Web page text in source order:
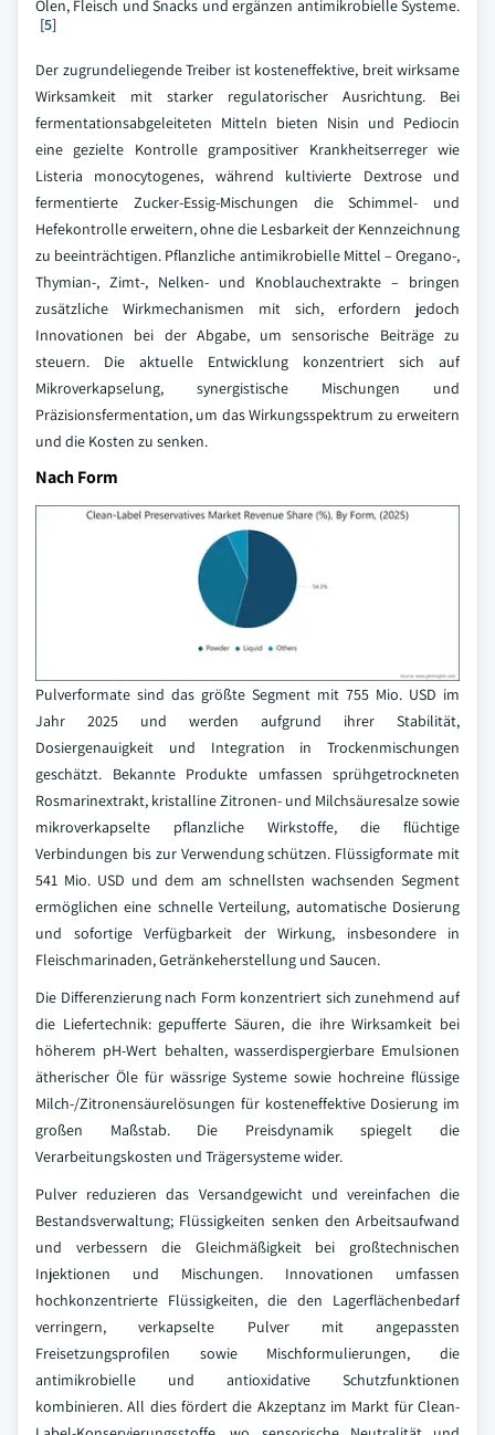
Ölen, Fleisch und Snacks und ergänzen antimikrobielle Systeme.
[5]
Der zugrundeliegende Treiber ist kosteneffektive, breit wirksame
Wirksamkeit mit starker regulatorischer Ausrichtung. Bei
fermentationsabgeleiteten Mitteln bieten Nisin und Pediocin
eine gezielte Kontrolle grampositiver Krankheitserreger wie
Listeria monocytogenes, während kultivierte Dextrose und
fermentierte Zucker-Essig-Mischungen die Schimmel- und
Hefekontrolle erweitern, ohne die Lesbarkeit der Kennzeichnung
zu beeinträchtigen. Pflanzliche antimikrobielle Mittel – Oregano-,
Thymian-, Zimt-, Nelken- und Knoblauchextrakte – bringen
zusätzliche Wirkmechanismen mit sich, erfordern jedoch
Innovationen bei der Abgabe, um sensorische Beiträge zu
steuern. Die aktuelle Entwicklung konzentriert sich auf
Mikroverkapselung, synergistische Mischungen und
Präzisionsfermentation, um das Wirkungsspektrum zu erweitern
und die Kosten zu senken.
Nach Form
Pulverformate sind das größte Segment mit 755 Mio. USD im
Jahr 2025 und werden aufgrund ihrer Stabilität,
Dosiergenauigkeit und Integration in Trockenmischungen
geschätzt. Bekannte Produkte umfassen sprühgetrockneten
Rosmarinextrakt, kristalline Zitronen- und Milchsäuresalze sowie
mikroverkapselte pflanzliche Wirkstoffe, die flüchtige
Verbindungen bis zur Verwendung schützen. Flüssigformate mit
541 Mio. USD und dem am schnellsten wachsenden Segment
ermöglichen eine schnelle Verteilung, automatische Dosierung
und sofortige Verfügbarkeit der Wirkung, insbesondere in
Fleischmarinaden, Getränkeherstellung und Saucen.
Die Differenzierung nach Form konzentriert sich zunehmend auf
die Liefertechnik: gepufferte Säuren, die ihre Wirksamkeit bei
höherem pH-Wert behalten, wasserdispergierbare Emulsionen
ätherischer Öle für wässrige Systeme sowie hochreine flüssige
Milch-/Zitronensäurelösungen für kosteneffektive Dosierung im
großen Maßstab. Die Preisdynamik spiegelt die
Verarbeitungskosten und Trägersysteme wider.
Pulver reduzieren das Versandgewicht und vereinfachen die
Bestandsverwaltung; Flüssigkeiten senken den Arbeitsaufwand
und verbessern die Gleichmäßigkeit bei großtechnischen
Injektionen und Mischungen. Innovationen umfassen
hochkonzentrierte Flüssigkeiten, die den Lagerflächenbedarf
verringern, verkapselte Pulver mit angepassten
Freisetzungsprofilen sowie Mischformulierungen, die
antimikrobielle und antioxidative Schutzfunktionen
kombinieren. All dies fördert die Akzeptanz im Markt für Clean-